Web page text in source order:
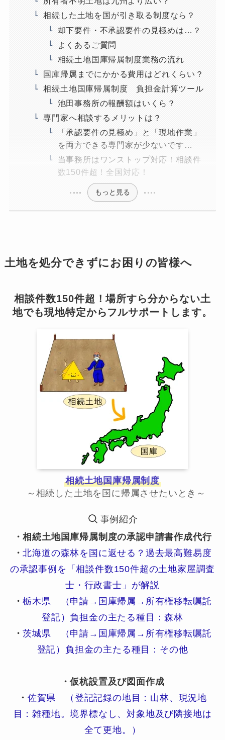
相続した土地を国が引き取る制度なら？
却下要件・不承認要件の見極めは…？
よくあるご質問
相続土地国庫帰属制度業務の流れ
国庫帰属までにかかる費用はどれくらい？
相続土地国庫帰属制度 負担金計算ツール
池田事務所の報酬額はいくら？
専門家へ相談するメリットは？
「承認要件の見極め」と「現地作業」
を両方できる専門家が少ないです…
当事務所はワンストップ対応！相談件
数150件超！全国対応！
もっと見る
土地を処分できずにお困りの皆様へ
相談件数150件超！場所すら分からない土
地でも現地特定からフルサポートします。
相続土地国庫帰属制度
～相続した土地を国に帰属させたいとき～
事例紹介
・相続土地国庫帰属制度の承認申請書作成代行
・北海道の森林を国に返せる？過去最高難易度
の承認事例を「相談件数150件超の土地家屋調査
士・行政書士」が解説
・栃木県 （申請→国庫帰属→所有権移転嘱託
登記）負担金の主たる種目：森林
・茨城県 （申請→国庫帰属→所有権移転嘱託
登記）負担金の主たる種目：その他
・仮杭設置及び図面作成
・ 佐賀県 （登記記録の地目：山林、現況地
目：雑種地。境界標なし、対象地及び隣接地は
全て更地。）